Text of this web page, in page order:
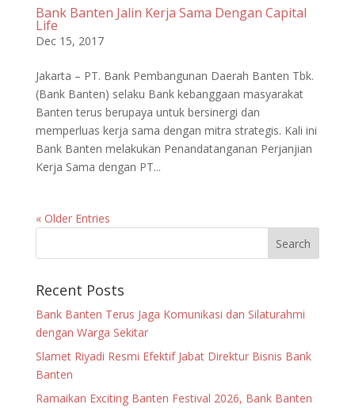
Bank Banten Jalin Kerja Sama Dengan Capital
Life
Dec 15, 2017
Jakarta – PT. Bank Pembangunan Daerah Banten Tbk.
(Bank Banten) selaku Bank kebanggaan masyarakat
Banten terus berupaya untuk bersinergi dan
memperluas kerja sama dengan mitra strategis. Kali ini
Bank Banten melakukan Penandatanganan Perjanjian
Kerja Sama dengan PT...
« Older Entries
Recent Posts
Bank Banten Terus Jaga Komunikasi dan Silaturahmi
dengan Warga Sekitar
Slamet Riyadi Resmi Efektif Jabat Direktur Bisnis Bank
Banten
Ramaikan Exciting Banten Festival 2026, Bank Banten